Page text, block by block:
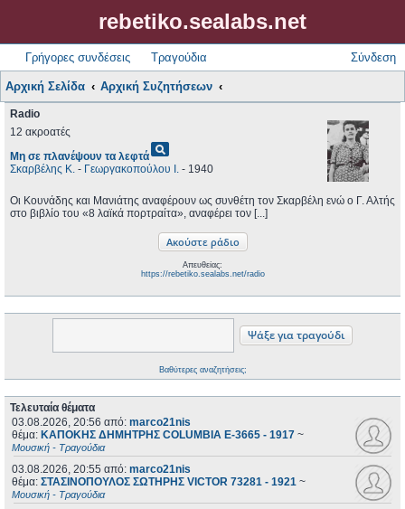
rebetiko.sealabs.net
Γρήγορες συνδέσεις Τραγούδια Σύνδεση
Αρχική Σελίδα Αρχική Συζητήσεων
Radio
12 ακροατές
Μη σε πλανέψουν τα λεφτάpageview
Σκαρβέλης Κ. - Γεωργακοπούλου Ι. - 1940
Οι Κουνάδης και Μανιάτης αναφέρουν ως συνθέτη τον Σκαρβέλη ενώ ο Γ. Αλτής
στο βιβλίο του «8 λαϊκά πορτραίτα», αναφέρει τον [...]
Απευθείας:
https://rebetiko.sealabs.net/radio
Βαθύτερες αναζητήσεις;
Τελευταία θέματα
03.08.2026, 20:56 από: marco21nis
θέμα: ΚΑΠΟΚΗΣ ΔΗΜΗΤΡΗΣ COLUMBIA E-3665 - 1917 ~
Μουσική - Τραγούδια
03.08.2026, 20:55 από: marco21nis
θέμα: ΣΤΑΣΙΝΟΠΟΥΛΟΣ ΣΩΤΗΡΗΣ VICTOR 73281 - 1921 ~
Μουσική - Τραγούδια